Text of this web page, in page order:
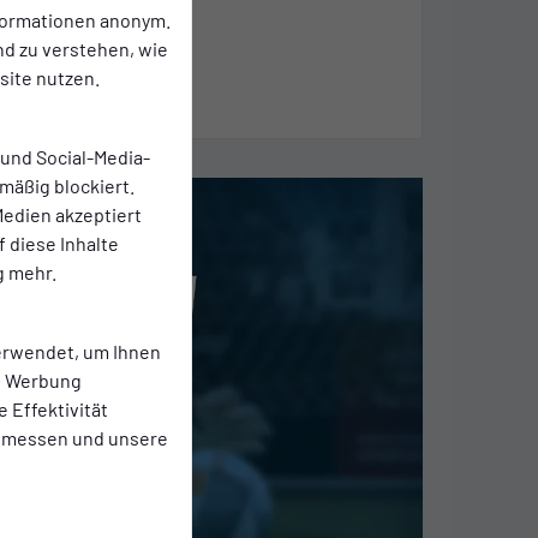
anonym.
zu verstehen, wie
nutzen.
Social-Media-
blockiert.
akzeptiert
diese Inhalte
mehr.
um Ihnen
Effektivität
und unsere